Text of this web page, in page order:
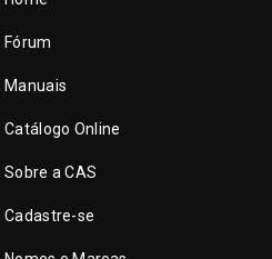
Fórum
Manuais
Catálogo Online
Sobre a CAS
Cadastre-se